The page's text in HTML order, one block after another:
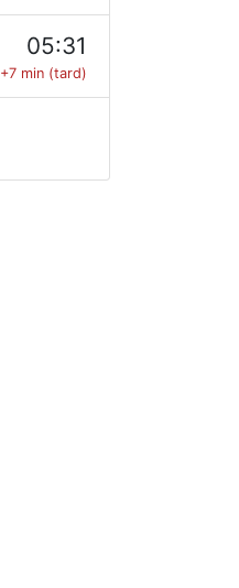
05:31
+7 min (tard)